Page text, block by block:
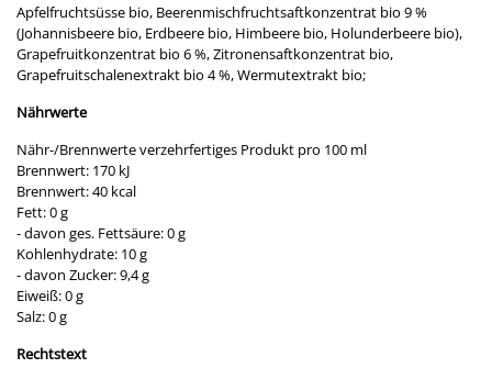
Apfelfruchtsüsse bio, Beerenmischfruchtsaftkonzentrat bio 9 %
(Johannisbeere bio, Erdbeere bio, Himbeere bio, Holunderbeere bio),
Grapefruitkonzentrat bio 6 %, Zitronensaftkonzentrat bio,
Grapefruitschalenextrakt bio 4 %, Wermutextrakt bio;
Nährwerte
Nähr-/Brennwerte verzehrfertiges Produkt pro 100 ml
Brennwert: 170 kJ
Brennwert: 40 kcal
Fett: 0 g
- davon ges. Fettsäure: 0 g
Kohlenhydrate: 10 g
- davon Zucker: 9,4 g
Eiweiß: 0 g
Salz: 0 g
Rechtstext